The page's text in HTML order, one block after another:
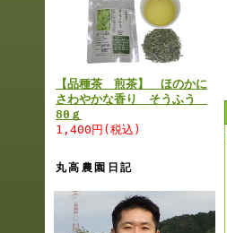
【品種茶 煎茶】 ほのかに
さわやかな香り そうふう
80ｇ
1,400円(税込)
丸高農園日記